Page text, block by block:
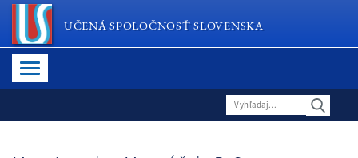
UČENÁ SPOLOČNOSŤ SLOVENSKA